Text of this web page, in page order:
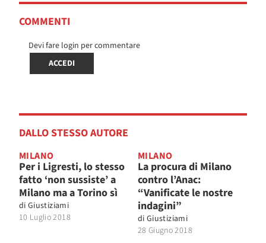
COMMENTI
Devi fare login per commentare
ACCEDI
DALLO STESSO AUTORE
MILANO
Per i Ligresti, lo stesso
fatto ‘non sussiste’ a
Milano ma a Torino sì
di Giustiziami
10 Luglio 2018
MILANO
La procura di Milano
contro l’Anac:
“Vanificate le nostre
indagini”
di Giustiziami
28 Giugno 2018